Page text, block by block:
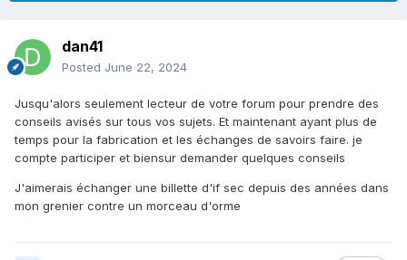
dan41
Posted June 22, 2024
Jusqu'alors seulement lecteur de votre forum pour prendre des
conseils avisés sur tous vos sujets. Et maintenant ayant plus de
temps pour la fabrication et les échanges de savoirs faire. je
compte participer et biensur demander quelques conseils
J'aimerais échanger une billette d'if sec depuis des années dans
mon grenier contre un morceau d'orme